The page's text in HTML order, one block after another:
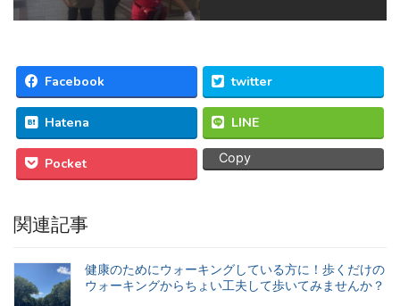
Facebook twitter
Hatena LINE
Pocket Copy
関連記事
健康のためにウォーキングしている方に！歩くだけの
ウォーキングからちょい工夫して歩いてみませんか？